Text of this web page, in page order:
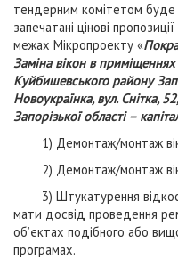
тендерним комітетом буде
запечатані цінові
межах Мікропроекту «
Заміна вікон в приміщеннях
Куйбишевського району
Новоукраїнка, вул. Снітка,
Запорізької області –
1) Демонтаж/монтаж
2) Демонтаж/монтаж
3) Штукатурення
мати досвід проведення
об’єктах подібного або
програмах.